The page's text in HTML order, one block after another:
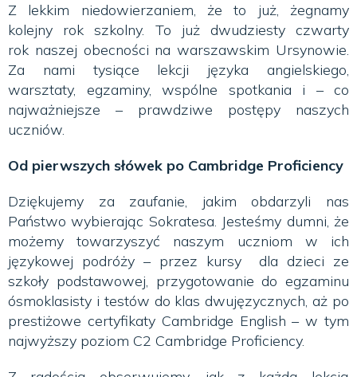
Z lekkim niedowierzaniem, że to już, żegnamy
kolejny rok szkolny. To już dwudziesty czwarty
rok naszej obecności na warszawskim Ursynowie.
Za nami tysiące lekcji języka angielskiego,
warsztaty, egzaminy, wspólne spotkania i – co
najważniejsze – prawdziwe postępy naszych
uczniów.
Od pierwszych słówek po Cambridge Proficiency
Dziękujemy za zaufanie, jakim obdarzyli nas
Państwo wybierając Sokratesa. Jesteśmy dumni, że
możemy towarzyszyć naszym uczniom w ich
językowej podróży – przez kursy dla dzieci ze
szkoły podstawowej, przygotowanie do egzaminu
ósmoklasisty i testów do klas dwujęzycznych, aż po
prestiżowe certyfikaty Cambridge English – w tym
najwyższy poziom C2 Cambridge Proficiency.